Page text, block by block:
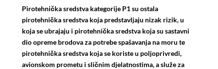
Pirotehnička sredstva kategorije P1 su ostala
pirotehnička sredstva koja predstavljaju nizak rizik, u
koja se ubrajaju i pirotehnička sredstva koja su sastavni
dio opreme brodova za potrebe spašavanja na moru te
pirotehnička sredstva koja se koriste u poljoprivredi,
avionskom prometu i sličnim djelatnostima, a služe za